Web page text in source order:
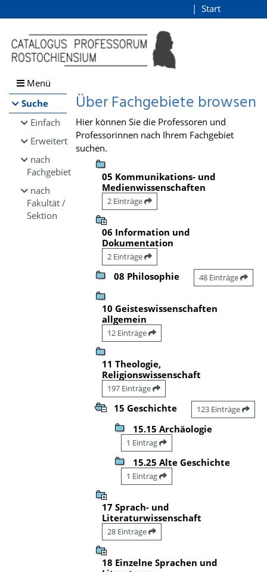
Browsen
direkt zum Inhalt
Start
Menü
Suche
Einfach
Erweitert
nach
Fachgebiet
nach
Fakultät /
Sektion
Über Fachgebiete browsen
Hier können Sie die Professoren und
Professorinnen nach Ihrem Fachgebiet
suchen.
05 Kommunikations- und
Medienwissenschaften
2 Einträge
06 Information und
Dokumentation
2 Einträge
08 Philosophie 48 Einträge
10 Geisteswissenschaften
allgemein
12 Einträge
11 Theologie,
Religionswissenschaft
197 Einträge
15 Geschichte 123 Einträge
15.15 Archäologie
1 Eintrag
15.25 Alte Geschichte
1 Eintrag
17 Sprach- und
Literaturwissenschaft
28 Einträge
18 Einzelne Sprachen und